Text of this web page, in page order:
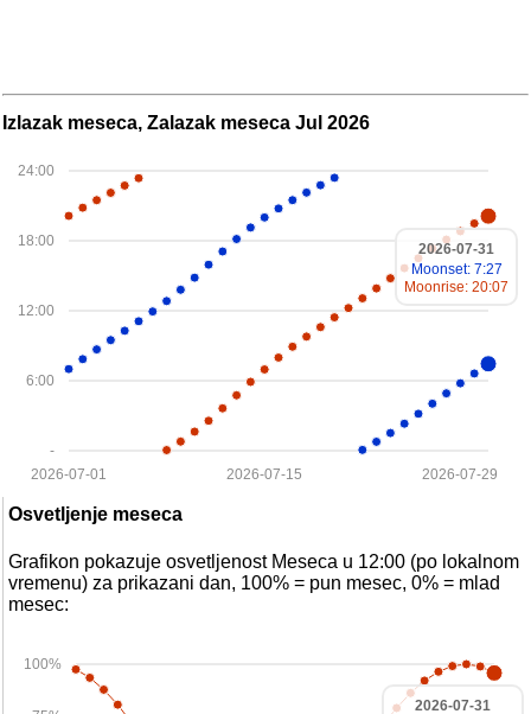
Izlazak meseca, Zalazak meseca Jul 2026
-
6:00
12:00
18:00
24:00
2026-07-29
2026-07-15
2026-07-01
2026-07-31
Moonset: 7:27
Moonrise: 20:07
Osvetljenje meseca
Grafikon pokazuje osvetljenost Meseca u 12:00 (po lokalnom
vremenu) za prikazani dan, 100% = pun mesec, 0% = mlad
mesec:
100%
2026-07-31